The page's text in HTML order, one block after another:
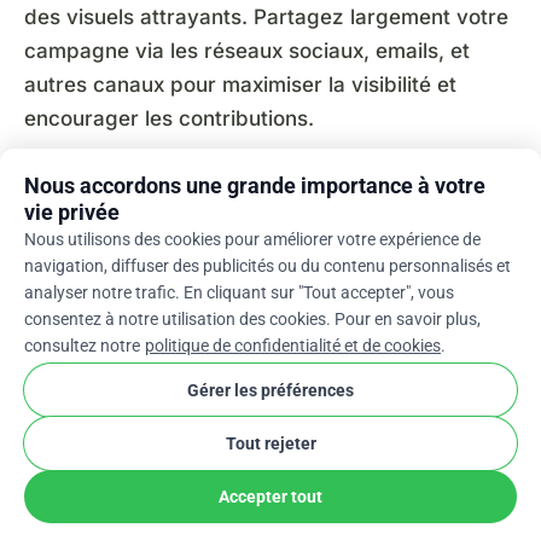
des visuels attrayants. Partagez largement votre
campagne via les réseaux sociaux, emails, et
autres canaux pour maximiser la visibilité et
encourager les contributions.
Prêt à raconter ton histoire ?
Lance une cagnotte en quelques minutes – sans
frais de plateforme.
Lancer une cagnottearrow_forward
ÉCRIT PAR
Nous accordons une grande importance à votre
vie privée
Nous utilisons des cookies pour améliorer votre expérience de
navigation, diffuser des publicités ou du contenu personnalisés et
analyser notre trafic. En cliquant sur "Tout accepter", vous
consentez à notre utilisation des cookies. Pour en savoir plus,
consultez notre politique de confidentialité et de cookies.
Gérer les préférences
Tout rejeter
Accepter tout